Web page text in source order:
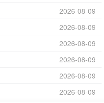
2026-08-09
2026-08-09
2026-08-09
2026-08-09
2026-08-09
2026-08-09